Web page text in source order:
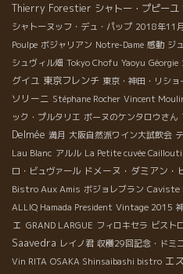
Thierry Forestier シャトー・プピーユ
シャトーヌッフ・デュ・パップ 2018年11
Poulpe ボジャリアン Notre-Dame 感動 ジ
シュヴィル畑 Tokyo Chofu Yaoyu Géorgie
グイユ 東京フレンチ 東京・神田・リシ
ソリーニ Stéphane Rocher Vincent
ック・プルタリエ ボーヌのケンタロウさん
Delmée 満月 大阪自然派ワイン大試飲会
Lau Blanc アルル La Petite cuvée
ロ・ビュヴァール ドメーヌ・ダミアン・
Bistro Aux Amis ボジョレブラン Caviste
ALLIQ Hamada President Vintage 2015
ェ GRAND LARGUE フィロキセラ ビスト
Saavedra レイノ君 収穫29回記念・ドミ
Vin RITA OSAKA Shinsaibashi bistro エ